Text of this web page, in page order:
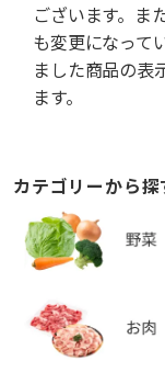
ございます。ま
も変更になって
ました商品の表
ます。
カテゴリーから探